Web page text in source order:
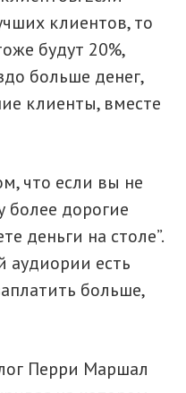
клиентов, то
будут 20%,
больше денег,
клиенты, вместе
что если вы не
более дорогие
деньги на столе”.
аудиории есть
больше,
Перри Маршал